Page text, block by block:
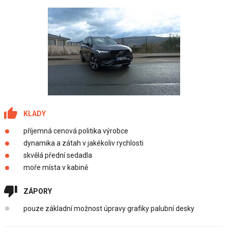
KLADY
příjemná cenová politika výrobce
dynamika a zátah v jakékoliv rychlosti
skvělá přední sedadla
moře místa v kabině
ZÁPORY
pouze základní možnost úpravy grafiky palubní desky